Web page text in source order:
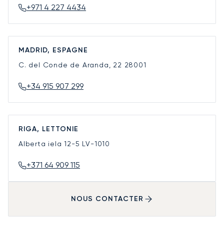
+971 4 227 4434
MADRID, ESPAGNE
C. del Conde de Aranda, 22 28001
+34 915 907 299
RIGA, LETTONIE
Alberta iela 12-5 LV-1010
+371 64 909 115
NOUS CONTACTER